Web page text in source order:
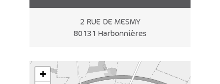
2 RUE DE MESMY
80131 Harbonnières
+